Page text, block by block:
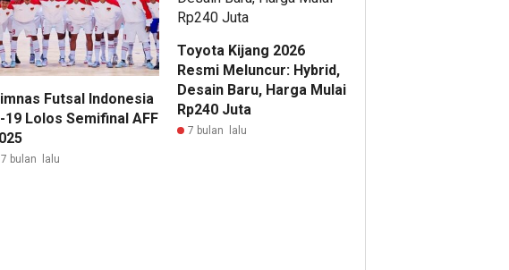
Futsal Indonesia
19 Lolos Semifinal AFF
7 bulan lalu
Toyota Kijang 2026
Resmi Meluncur: Hybrid,
Desain Baru, Harga Mulai
Rp240 Juta
7 bulan lalu